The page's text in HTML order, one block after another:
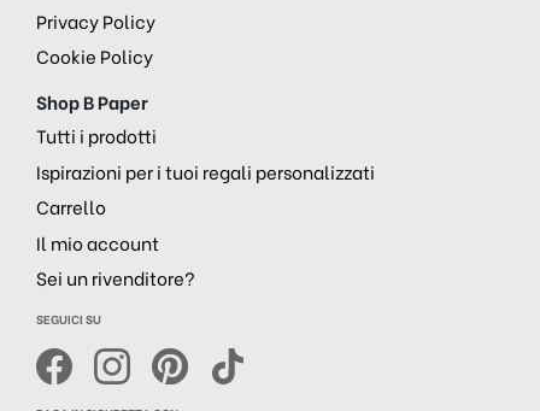
Privacy Policy
Cookie Policy
Shop B Paper
Tutti i prodotti
Ispirazioni per i tuoi regali personalizzati
Carrello
Il mio account
Sei un rivenditore?
SEGUICI SU